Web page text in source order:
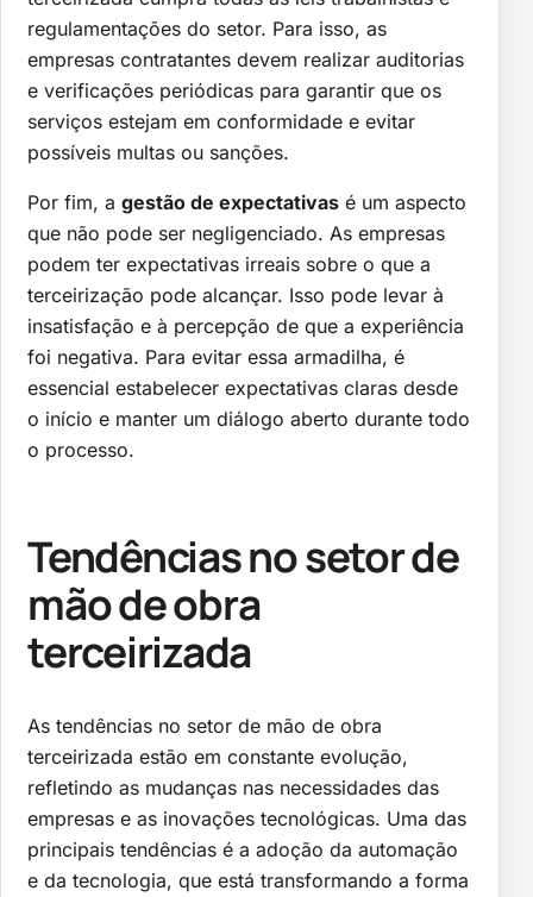
regulamentações do setor. Para isso, as
empresas contratantes devem realizar auditorias
e verificações periódicas para garantir que os
serviços estejam em conformidade e evitar
possíveis multas ou sanções.
Por fim, a gestão de expectativas é um aspecto
que não pode ser negligenciado. As empresas
podem ter expectativas irreais sobre o que a
terceirização pode alcançar. Isso pode levar à
insatisfação e à percepção de que a experiência
foi negativa. Para evitar essa armadilha, é
essencial estabelecer expectativas claras desde
o início e manter um diálogo aberto durante todo
o processo.
Tendências no setor de
mão de obra
terceirizada
As tendências no setor de mão de obra
terceirizada estão em constante evolução,
refletindo as mudanças nas necessidades das
empresas e as inovações tecnológicas. Uma das
principais tendências é a adoção da automação
e da tecnologia, que está transformando a forma